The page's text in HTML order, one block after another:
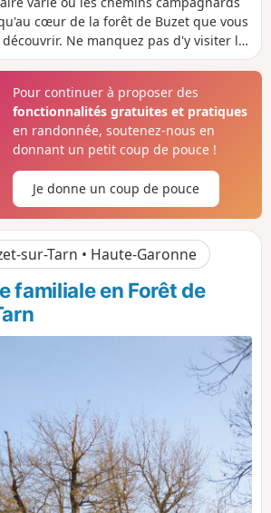
n
i
v
e
é
p
o
s
f
n
i
v
e
é
n
é
g
i
f
cœur de la forêt de Buzet que vous
Ne manquez pas d'y visiter la
pour tout savoir de cet espace
à bien respecter la règlementation
Pour continuer à proposer des
fonctionnalités gratuites et pratiques
en randonnée, soutenez-nous en
donnant un petit coup de pouce !
Je donne un coup de pouce
sur-Tarn • Haute-Garonne
familiale en Forêt de